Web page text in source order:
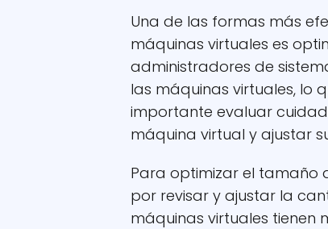
Una de las formas más
máquinas virtuales es
administradores de
las máquinas virtuales, lo
importante evaluar
máquina virtual y ajustar
Para optimizar el tamaño
por revisar y ajustar la
máquinas virtuales tienen